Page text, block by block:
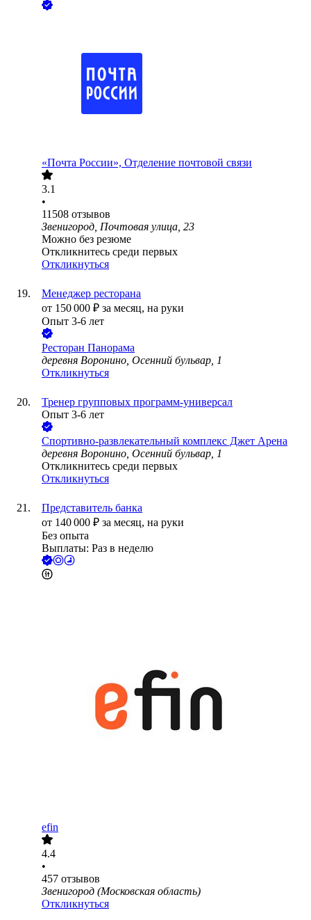
«Почта России», Отделение почтовой связи
3.1
•
11508 отзывов
Звенигород, Почтовая улица, 23
Можно без резюме
Откликнитесь среди первых
Откликнуться
Менеджер ресторана
от 150 000 ₽ за месяц, на руки
Опыт 3-6 лет
Ресторан Панорама
деревня Воронино, Осенний бульвар, 1
Откликнуться
Тренер групповых программ-универсал
Опыт 3-6 лет
Спортивно-развлекательный комплекс Джет Арена
деревня Воронино, Осенний бульвар, 1
Откликнитесь среди первых
Откликнуться
Представитель банка
от 140 000 ₽ за месяц, на руки
Без опыта
Выплаты: Раз в неделю
efin
4.4
•
457 отзывов
Звенигород (Московская область)
Откликнуться